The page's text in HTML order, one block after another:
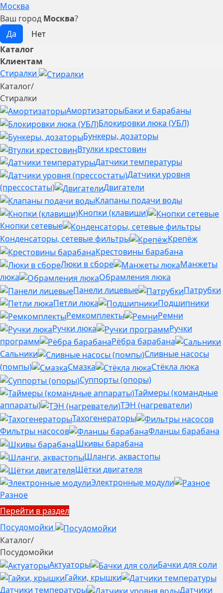
Москва
Ваш город Москва?
Каталог
Клиентам
Стиралки
Каталог/
Стиралки
АмортизаторыБаки и барабаны
Блокировки люка (УБЛ)
Бункеры, дозаторы
Втулки крестовин
Датчики температуры
Датчики уровня
(прессостаты)
Двигатели
Клапаны подачи воды
Кнопки (клавиши)
Кнопки сетевые
Конденсаторы, сетевые фильтры
Крепёж
Крестовины барабана
Люки в сборе
Манжеты
люка
Обрамления люка
Панели лицевые
Патрубки
Петли люка
Подшипники
Ремкомплекты
Ремни
Ручки люка
Ручки
программ
Рёбра барабана
Сальники
Сливные насосы
(помпы)
Смазка
Стёкла люка
Суппорты (опоры)
Таймеры (командные
аппараты)
ТЭН (нагреватели)
Тахогенераторы
Фильтры насосов
Фланцы барабана
Шкивы барабана
Шланги, аквастопы
Щётки двигателя
Электронные модули
Разное
Перейти в раздел
Посудомойки
Каталог/
Посудомойки
Актуаторы
Бачки для соли
Гайки, крышки
Датчики температуры
Датчики